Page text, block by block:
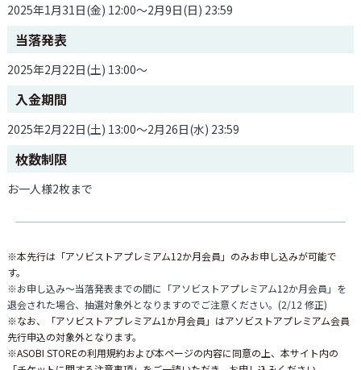
2025年1月31日(金) 12:00～2月9日(日) 23:59
当落発表
2025年2月22日(土) 13:00〜
入金期間
2025年2月22日(土) 13:00〜2月26日(水) 23:59
枚数制限
お一人様2枚まで
※本先行は「アソビストアプレミアム12か月会員」のみお申し込みが可能で
す。
※お申し込み～当落発表までの間に「アソビストアプレミアム12か月会員」を
退会された場合、抽選対象外となりますのでご注意ください。(2/12 修正)
※なお、「アソビストアプレミアム1か月会員」はアソビストアプレミアム会員
先行申込の対象外となります。
※ASOBI STOREの利用規約および本ページの内容に同意の上、本サイト内の